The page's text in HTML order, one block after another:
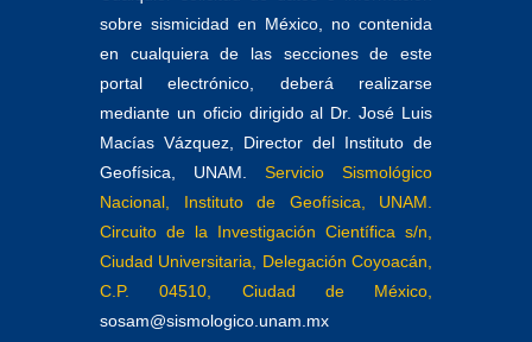
sobre sismicidad en México, no contenida
en cualquiera de las secciones de este
portal electrónico, deberá realizarse
mediante un oficio dirigido al Dr. José Luis
Macías Vázquez, Director del Instituto de
Geofísica, UNAM.
Servicio Sismológico
Nacional, Instituto de Geofísica, UNAM.
Circuito de la Investigación Científica s/n,
Ciudad Universitaria, Delegación Coyoacán,
C.P. 04510, Ciudad de México,
sosam@sismologico.unam.mx